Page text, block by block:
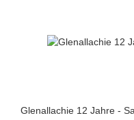
Glenallachie 12 Jahre -